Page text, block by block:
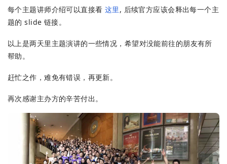
每个主题讲师介绍可以直接看 这里 , 后续官方应该会释出每一个主
题的 slide 链接。
以上是两天里主题演讲的一些情况，希望对没能前往的朋友有所
帮助。
赶忙之作，难免有错误，再更新。
再次感谢主办方的辛苦付出。